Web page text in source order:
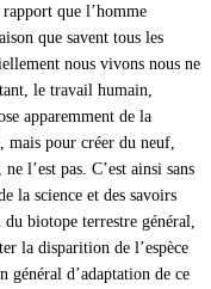
rapport que l’homme
que savent tous les
nous vivons nous ne
le travail humain,
apparemment de la
pour créer du neuf,
l’est pas. C’est ainsi sans
la science et des savoirs
biotope terrestre général,
la disparition de l’espèce
général d’adaptation de ce